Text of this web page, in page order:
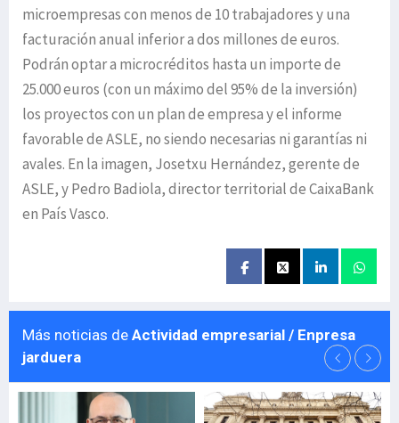
microempresas con menos de 10 trabajadores y una
facturación anual inferior a dos millones de euros.
Podrán optar a microcréditos hasta un importe de
25.000 euros (con un máximo del 95% de la inversión)
los proyectos con un plan de empresa y el informe
favorable de ASLE, no siendo necesarias ni garantías ni
avales. En la imagen, Josetxu Hernández, gerente de
ASLE, y Pedro Badiola, director territorial de CaixaBank
en País Vasco.
Más noticias de Actividad empresarial / Enpresa
jarduera